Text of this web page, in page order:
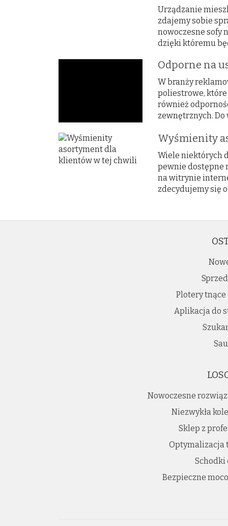
Urządzanie
zdajemy sobie
nowoczesne sofy
dzięki któremu
Odporne na
W branży
poliestrowe,
również
zewnętrznych.
Wyśmienity
Wiele niektórych
pewnie dostępne
na witrynie
zdecydujemy się
Plotery tnące
Aplikacja do
Nowoczesne
Niezwykła
Sklep z
Optymalizacja
Schodki
Bezpieczne